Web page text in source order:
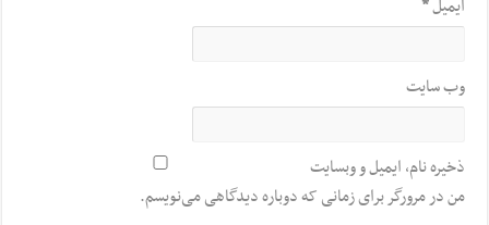
ایمیل*
وب‌ سایت
ذخیره نام، ایمیل و وبسایت
من در مرورگر برای زمانی که دوباره دیدگاهی می‌نویسم.